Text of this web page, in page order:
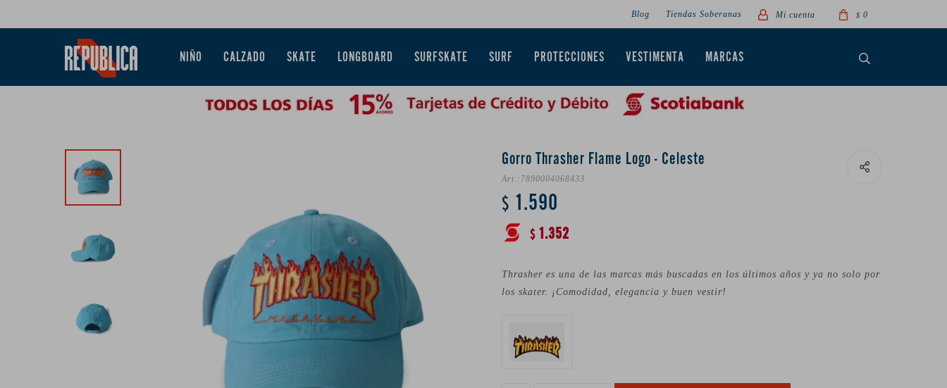
NIÑO CALZADO SKATE LONGBOARD SURFSKATE SURF PROTECCIONES VESTIMENTA MARCAS
$ 0
Blog Tiendas Soberanas
Gorro Thrasher Flame Logo - Celeste
7890004068433
$ 1.590
$ 1.352
Thrasher es una de las marcas más buscadas en los últimos años y ya no solo por
los skater. ¡Comodidad, elegancia y buen vestir!